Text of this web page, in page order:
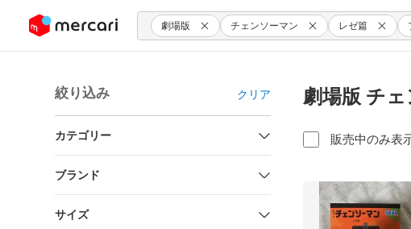
ツにスキップ 劇場版 チェンソーマン レゼ篇
絞り込み クリア
カテゴリー
ブランド
サイズ
劇場版 チ
販売中のみ表